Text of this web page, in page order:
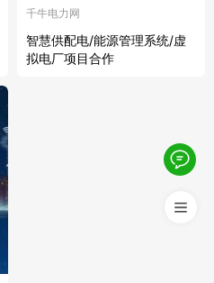
千牛电力网
智慧供配电/能源管理系统/虚
拟电厂项目合作